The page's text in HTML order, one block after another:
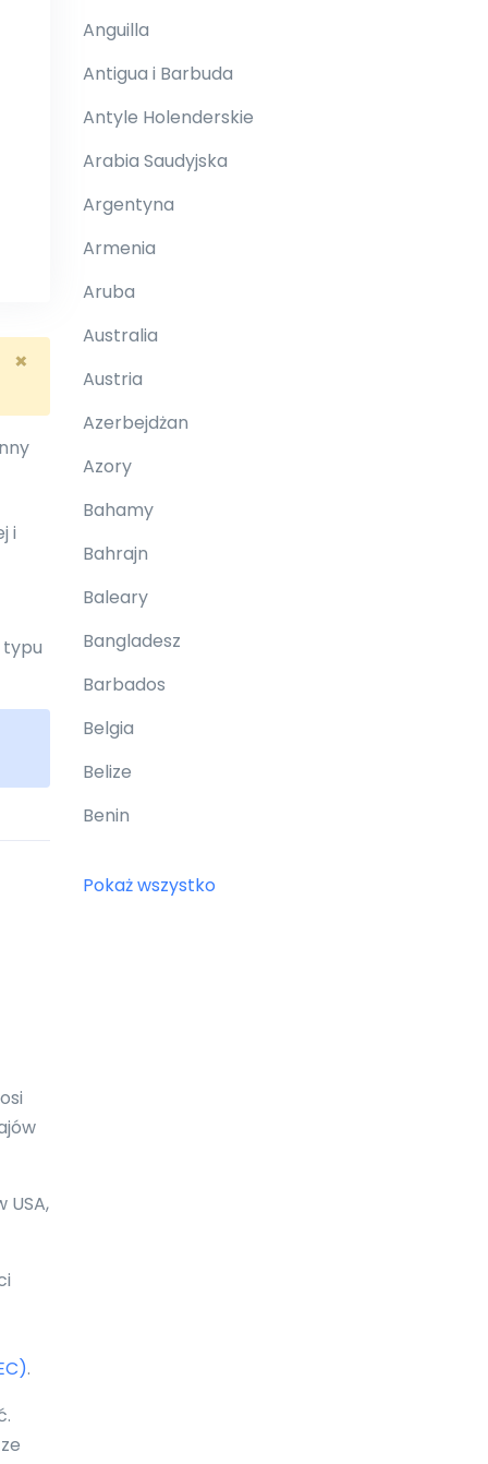
×
i
typu
USA,
.
Anguilla
Antigua i Barbuda
Antyle Holenderskie
Arabia Saudyjska
Argentyna
Armenia
Aruba
Australia
Austria
Azerbejdżan
Azory
Bahamy
Bahrajn
Baleary
Bangladesz
Barbados
Belgia
Belize
Benin
Pokaż wszystko